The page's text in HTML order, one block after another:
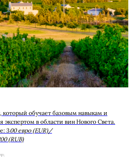
обучает базовым навыкам и
экспертом в области вин Нового Света.
300 евро (EUR)/
(RUB)